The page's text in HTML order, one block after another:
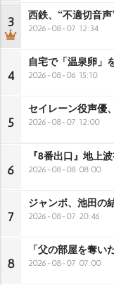
3 西鉄、“不適切音
2026-08-07 12:34
4
自宅で「温泉卵」
2026-08-06 15:10
5
セイレーン役声優
2026-08-07 12:00
6
『8番出口』地上
2026-08-08 08:00
7
ジャンボ、池田の
2026-08-07 20:46
8
「父の部屋を奪
2026-08-07 07:00